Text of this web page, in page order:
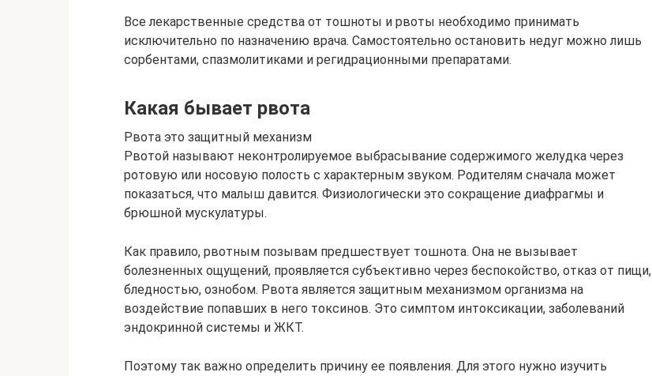
Все лекарственные средства от тошноты и рвоты необходимо принимать
исключительно по назначению врача. Самостоятельно остановить недуг можно лишь
сорбентами, спазмолитиками и регидрационными препаратами.
Какая бывает рвота
Рвота это защитный механизм
Рвотой называют неконтролируемое выбрасывание содержимого желудка через
ротовую или носовую полость с характерным звуком. Родителям сначала может
показаться, что малыш давится. Физиологически это сокращение диафрагмы и
брюшной мускулатуры.
Как правило, рвотным позывам предшествует тошнота. Она не вызывает
болезненных ощущений, проявляется субъективно через беспокойство, отказ от пищи,
бледностью, ознобом. Рвота является защитным механизмом организма на
воздействие попавших в него токсинов. Это симптом интоксикации, заболеваний
эндокринной системы и ЖКТ.
Поэтому так важно определить причину ее появления. Для этого нужно изучить